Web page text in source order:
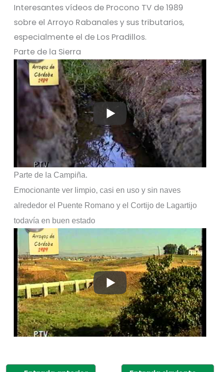
Interesantes vídeos de Procono TV de 1989
sobre el Arroyo Rabanales y sus tributarios,
especialmente el de Los Pradillos.
Parte de la Sierra
Parte de la Campiña.
Emocionante ver limpio, casi en uso y sin naves
alrededor el Puente Romano y el Cortijo de Lagartijo
todavía en buen estado